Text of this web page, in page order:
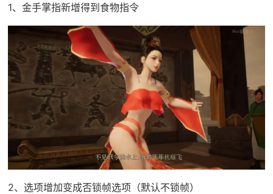
1、金手掌指新增得到食物指令
2、选项增加变成否锁帧选项（默认不锁帧）